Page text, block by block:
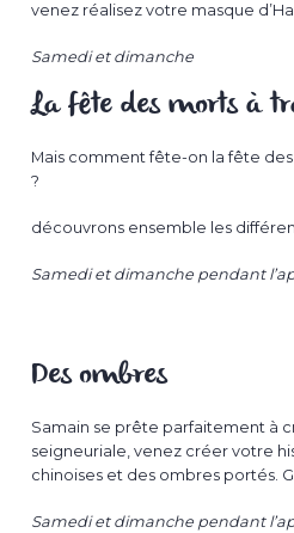
venez réalisez votre masque
Samedi et dimanche
La fête des morts à
Mais comment fête-on la fête
?
découvrons ensemble les
Samedi et dimanche pendant
Des ombres
Samain se prête parfaitement à
seigneuriale, venez créer votre
chinoises et des ombres portés.
Samedi et dimanche pendant